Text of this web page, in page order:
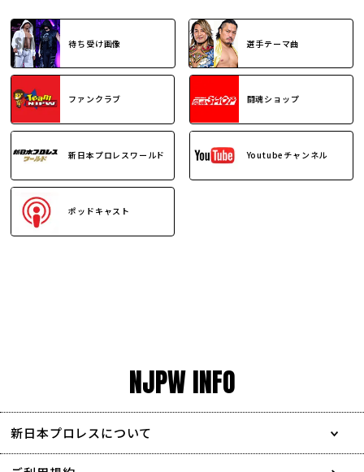
待ち受け画像 選手テーマ曲
ファンクラブ 闘魂ショップ
新日本プロレスワールド Youtubeチャンネル
ポッドキャスト
NJPW INFO
新日本プロレスについて